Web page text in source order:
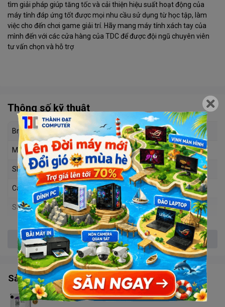
tìm giải pháp giúp tăng tốc và cải thiện hiệu suất hoạt động của
máy tính đáp ứng tốt được mọi nhu cầu sử dụng từ học tập, làm
việc cho đến chơi game giải trí. Hãy mang máy tính xách tay của
mình đến với các cửa hàng của TDC để được đội ngũ chuyên viên
tư vấn chọn và hỗ trợ
Thông số kỹ thuật
Brand T-WOLF
Model TW-S512M
SKU 686502512
Capacity 512GB
Sata 3 6Gb/s
Read 570 MB/s
Write 530MB/s
Memory type MLC
MTBF 1.000.000 hours
Products size 100mm x 70mm x 7mm 2.5 Inch
Xem thêm
Sản phẩm tương tự
HDD Western 2TB (Purple)